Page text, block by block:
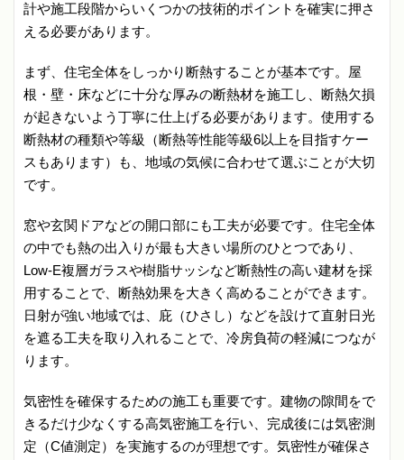
計や施工段階からいくつかの技術的ポイントを確実に押さ
える必要があります。
まず、住宅全体をしっかり断熱することが基本です。屋
根・壁・床などに十分な厚みの断熱材を施工し、断熱欠損
が起きないよう丁寧に仕上げる必要があります。使用する
断熱材の種類や等級（断熱等性能等級6以上を目指すケー
スもあります）も、地域の気候に合わせて選ぶことが大切
です。
窓や玄関ドアなどの開口部にも工夫が必要です。住宅全体
の中でも熱の出入りが最も大きい場所のひとつであり、
Low-E複層ガラスや樹脂サッシなど断熱性の高い建材を採
用することで、断熱効果を大きく高めることができます。
日射が強い地域では、庇（ひさし）などを設けて直射日光
を遮る工夫を取り入れることで、冷房負荷の軽減につなが
ります。
気密性を確保するための施工も重要です。建物の隙間をで
きるだけ少なくする高気密施工を行い、完成後には気密測
定（C値測定）を実施するのが理想です。気密性が確保さ